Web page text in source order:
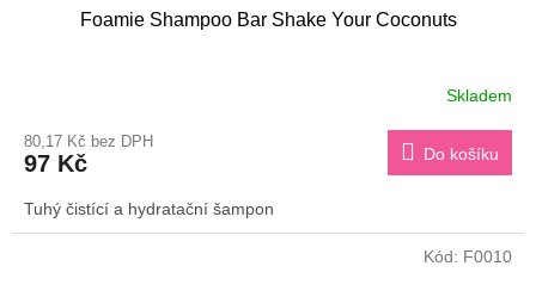
Foamie Shampoo Bar Shake Your Coconuts
Skladem
80,17 Kč bez DPH
97 Kč Do košíku
Tuhý čistící a hydratační šampon
Kód: F0010